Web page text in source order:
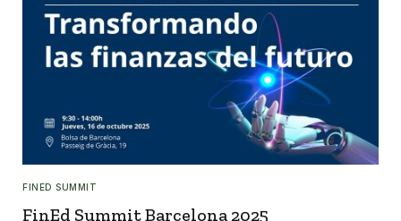
FINED SUMMIT
FinEd Summit Barcelona 2025